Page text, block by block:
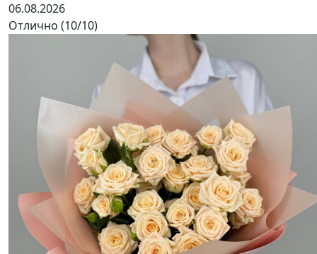
06.08.2026
Отлично (10/10)